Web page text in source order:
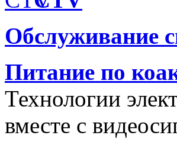
Обслуживание
Питание по
Технологии
вместе с